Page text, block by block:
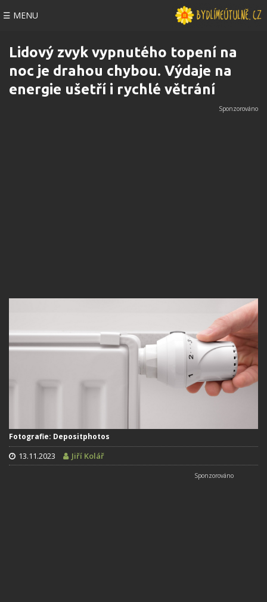
☰ MENU
Lidový zvyk vypnutého topení na
noc je drahou chybou. Výdaje na
energie ušetří i rychlé větrání
Fotografie: Depositphotos
13.11.2023 Jiří Kolář